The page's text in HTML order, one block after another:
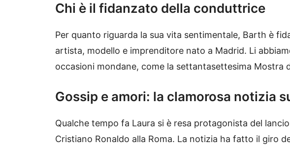
Chi è il fidanzato della conduttrice
Per quanto riguarda la sua vita sentimentale, Barth è
artista, modello e imprenditore nato a Madrid. Li
occasioni mondane, come la settantasettesima Mostra
Gossip e amori: la clamorosa notizia
Qualche tempo fa Laura si è resa protagonista del
Cristiano Ronaldo alla Roma. La notizia ha fatto il giro